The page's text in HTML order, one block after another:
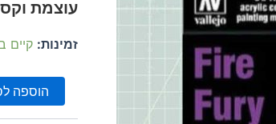
עוצמת
זמינות: קיים
הוספה